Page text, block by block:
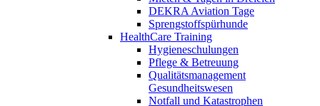
DEKRA Aviation Tage
Sprengstoffspürhunde
HealthCare Training
Hygieneschulungen
Pflege & Betreuung
Qualitätsmanagement
Gesundheitswesen
Notfall und Katastrophen